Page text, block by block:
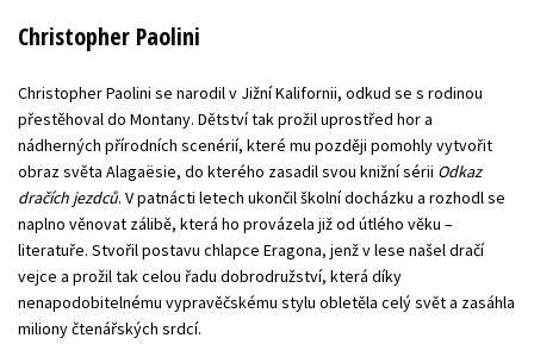
Christopher Paolini
Christopher Paolini se narodil v Jižní Kalifornii, odkud se s rodinou
přestěhoval do Montany. Dětství tak prožil uprostřed hor a
nádherných přírodních scenérií, které mu později pomohly vytvořit
obraz světa Alagaësie, do kterého zasadil svou knižní sérii Odkaz
dračích jezdců. V patnácti letech ukončil školní docházku a rozhodl se
naplno věnovat zálibě, která ho provázela již od útlého věku –
literatuře. Stvořil postavu chlapce Eragona, jenž v lese našel dračí
vejce a prožil tak celou řadu dobrodružství, která díky
nenapodobitelnému vypravěčskému stylu obletěla celý svět a zasáhla
miliony čtenářských srdcí.